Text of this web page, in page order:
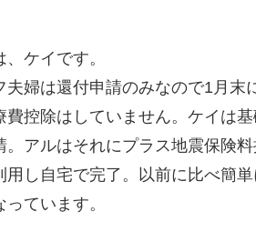
ケイです。
婦は還付申請のみなので1月末
費控除はしていません。ケイは
。アルはそれにプラス地震保険
用し自宅で完了。以前に比べ簡
ています。